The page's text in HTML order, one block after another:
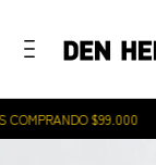
$99.000